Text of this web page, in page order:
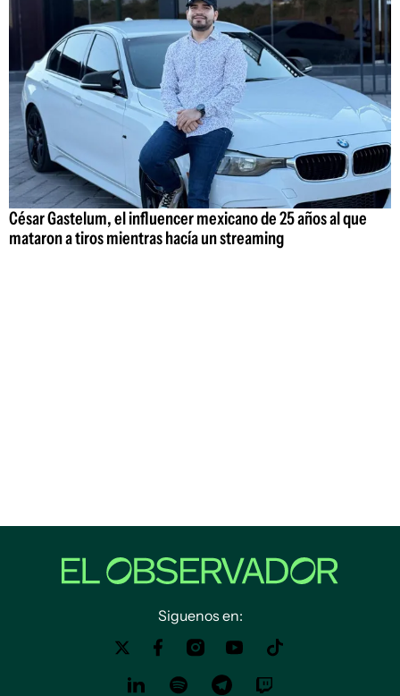
César Gastelum, el influencer mexicano de 25 años al que
mataron a tiros mientras hacía un streaming
Siguenos en: